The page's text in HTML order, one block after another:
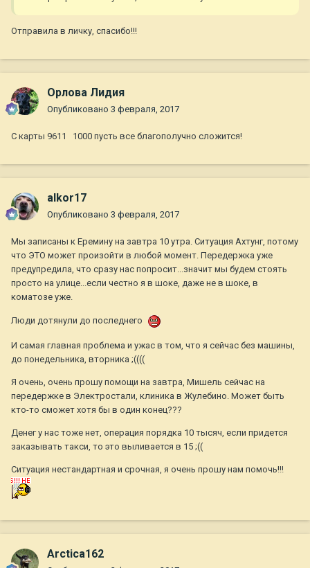
Отправила в личку, спасибо!!!
Орлова Лидия
Опубликовано 3 февраля, 2017
С карты 9611 1000 пусть все благополучно сложится!
alkor17
Опубликовано 3 февраля, 2017
Мы записаны к Еремину на завтра 10 утра. Ситуация Ахтунг, потому
что ЭТО может произойти в любой момент. Передержка уже
предупредила, что сразу нас попросит...значит мы будем стоять
просто на улице...если честно я в шоке, даже не в шоке, в
коматозе уже.
Люди дотянули до последнего
И самая главная проблема и ужас в том, что я сейчас без машины,
до понедельника, вторника ;((((
Я очень, очень прошу помощи на завтра, Мишель сейчас на
передержке в Электростали, клиника в Жулебино. Может быть
кто-то сможет хотя бы в один конец???
Денег у нас тоже нет, операция порядка 10 тысяч, если придется
заказывать такси, то это выливается в 15 ;((
Ситуация нестандартная и срочная, я очень прошу нам помочь!!!
Arctica162